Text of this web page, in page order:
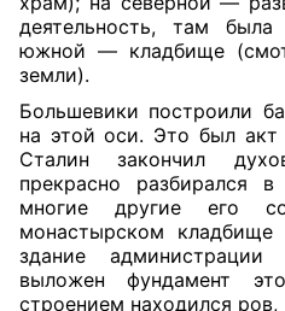
деятельность, там
южной — кладбище
земли).
Большевики построили
на этой оси. Это был акт
Сталин закончил
прекрасно разбирался
многие другие его
монастырском кладбище
здание администрации
выложен фундамент
строением находился